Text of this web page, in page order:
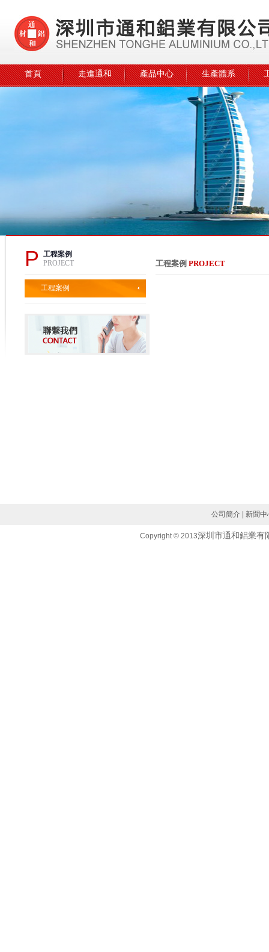
首頁 走進通和 產品中心 生產體系
P
工程案例
PROJECT
工程案例
工程案例 PROJECT
公司簡介 新聞中
Copyright © 2013深圳市通和鋁業有